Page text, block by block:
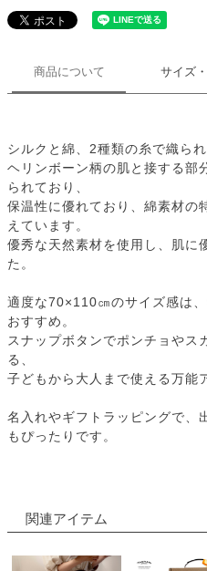
商品について サイズ
シルクと綿、2種類の糸で織ら
ヘリンボーン柄の肌と接する部
られており、
保温性に優れており、綿素材の
えています。
優秀な天然素材を使用し、肌に
た。
適度な70×110㎝のサイズ感は
おすすめ。
スナップボタンでポンチョやス
る、
子どもから大人まで使える万能
名入れやギフトラッピングで、
もぴったりです。
関連アイテム